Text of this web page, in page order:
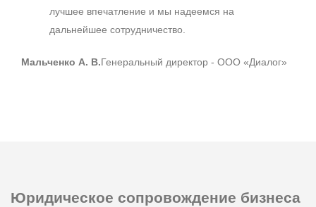
лучшее впечатление и мы надеемся на
дальнейшее сотрудничество.
Мальченко А. В.Генеральный директор - ООО «Диалог»
Юридическое сопровождение бизнеса